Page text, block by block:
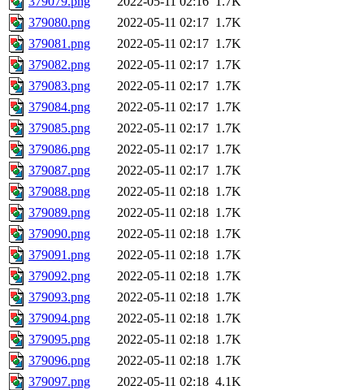
379080.png
2022-05-11 02:17 1.7K
379081.png
2022-05-11 02:17 1.7K
379082.png
2022-05-11 02:17 1.7K
379083.png
2022-05-11 02:17 1.7K
379084.png
2022-05-11 02:17 1.7K
379085.png
2022-05-11 02:17 1.7K
379086.png
2022-05-11 02:17 1.7K
379087.png
2022-05-11 02:17 1.7K
379088.png
2022-05-11 02:18 1.7K
379089.png
2022-05-11 02:18 1.7K
379090.png
2022-05-11 02:18 1.7K
379091.png
2022-05-11 02:18 1.7K
379092.png
2022-05-11 02:18 1.7K
379093.png
2022-05-11 02:18 1.7K
379094.png
2022-05-11 02:18 1.7K
379095.png
2022-05-11 02:18 1.7K
379096.png
2022-05-11 02:18 1.7K
379097.png
2022-05-11 02:18 4.1K